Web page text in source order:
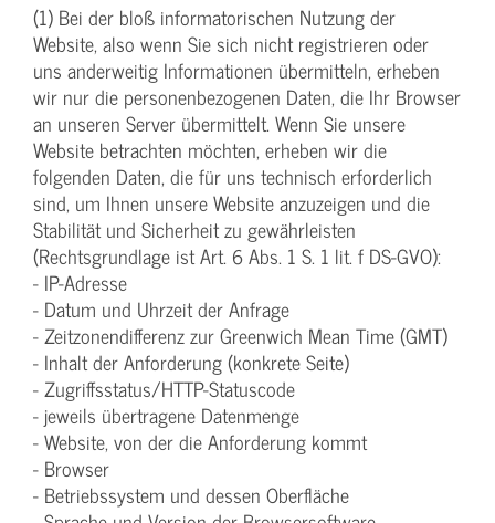
(1) Bei der bloß informatorischen Nutzung der
Website, also wenn Sie sich nicht registrieren oder
uns anderweitig Informationen übermitteln, erheben
wir nur die personenbezogenen Daten, die Ihr Browser
an unseren Server übermittelt. Wenn Sie unsere
Website betrachten möchten, erheben wir die
folgenden Daten, die für uns technisch erforderlich
sind, um Ihnen unsere Website anzuzeigen und die
Stabilität und Sicherheit zu gewährleisten
(Rechtsgrundlage ist Art. 6 Abs. 1 S. 1 lit. f DS-GVO):
- IP-Adresse
- Datum und Uhrzeit der Anfrage
- Zeitzonendifferenz zur Greenwich Mean Time (GMT)
- Inhalt der Anforderung (konkrete Seite)
- Zugriffsstatus/HTTP-Statuscode
- jeweils übertragene Datenmenge
- Website, von der die Anforderung kommt
- Browser
- Betriebssystem und dessen Oberfläche